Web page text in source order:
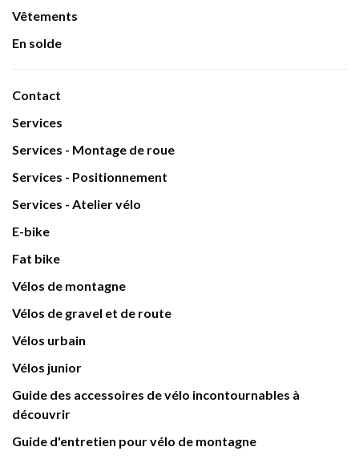
Vêtements
En solde
Contact
Services
Services - Montage de roue
Services - Positionnement
Services - Atelier vélo
E-bike
Fat bike
Vélos de montagne
Vélos de gravel et de route
Vélos urbain
Vélos junior
Guide des accessoires de vélo incontournables à
découvrir
Guide d'entretien pour vélo de montagne